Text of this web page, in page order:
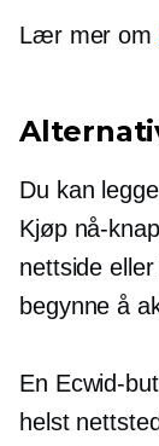
Lær mer om
Du kan
Kjøp nå-
nettside
begynne å
En Ecwid-
helst